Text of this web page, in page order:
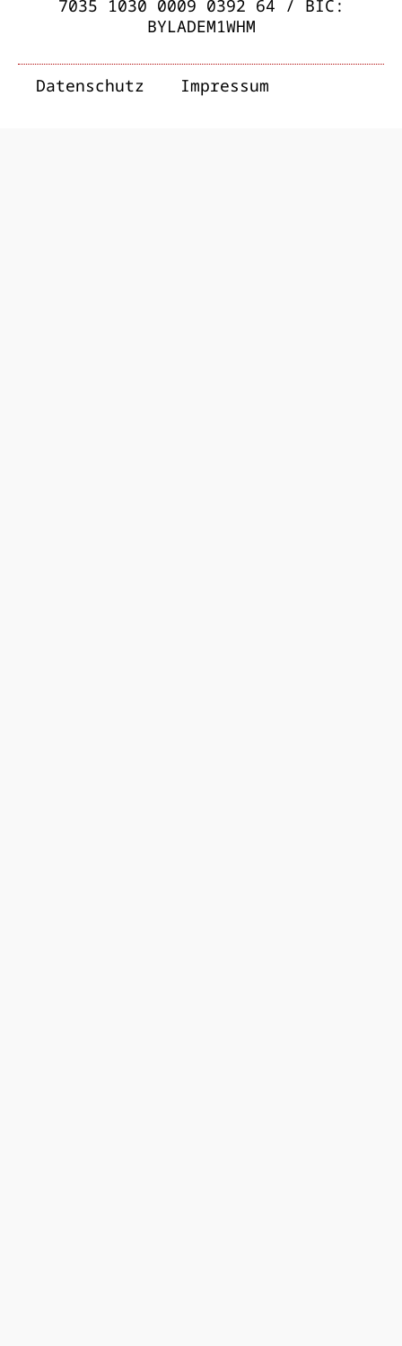
7035 1030 0009 0392 64 / BIC:
BYLADEM1WHM
Datenschutz Impressum